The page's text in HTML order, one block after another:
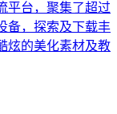
平台，聚集了超过
备，探索及下载丰
炫的美化素材及教